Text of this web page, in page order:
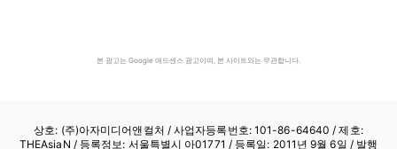
본 광고는 Google 애드센스 광고이며, 본 사이트와는 무관합니다.
상호: (주)아자미디어앤컬처 /사업자등록번호: 101-86-64640 / 제호:
THEAsiaN / 등록정보: 서울특별시 아01771 / 등록일: 2011년 9월 6일 / 발행